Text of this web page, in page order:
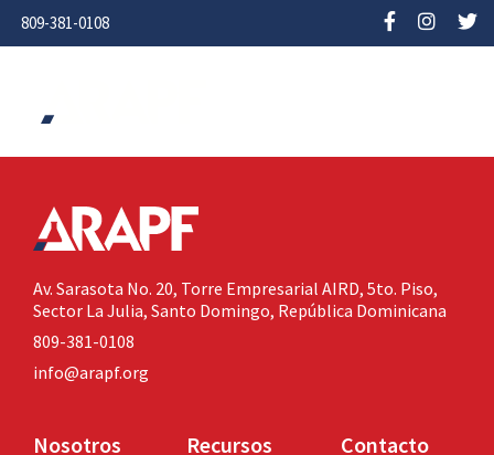
809-381-0108
Av. Sarasota No. 20, Torre Empresarial AIRD, 5to. Piso,
Sector La Julia, Santo Domingo, República Dominicana
809-381-0108
info@arapf.org
Nosotros Recursos Contacto